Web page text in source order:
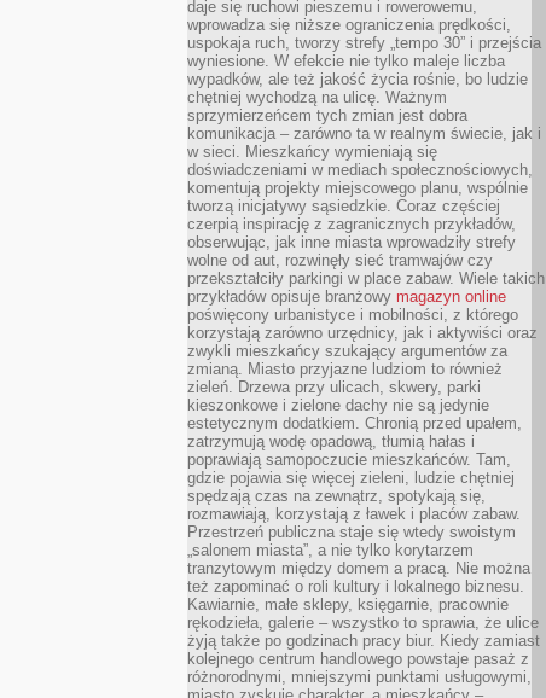
daje się ruchowi pieszemu i rowerowemu,
wprowadza się niższe ograniczenia prędkości,
uspokaja ruch, tworzy strefy „tempo 30” i przejścia
wyniesione. W efekcie nie tylko maleje liczba
wypadków, ale też jakość życia rośnie, bo ludzie
chętniej wychodzą na ulicę. Ważnym
sprzymierzeńcem tych zmian jest dobra
komunikacja – zarówno ta w realnym świecie, jak i
w sieci. Mieszkańcy wymieniają się
doświadczeniami w mediach społecznościowych,
komentują projekty miejscowego planu, wspólnie
tworzą inicjatywy sąsiedzkie. Coraz częściej
czerpią inspirację z zagranicznych przykładów,
obserwując, jak inne miasta wprowadziły strefy
wolne od aut, rozwinęły sieć tramwajów czy
przekształciły parkingi w place zabaw. Wiele takich
przykładów opisuje branżowy magazyn online
poświęcony urbanistyce i mobilności, z którego
korzystają zarówno urzędnicy, jak i aktywiści oraz
zwykli mieszkańcy szukający argumentów za
zmianą. Miasto przyjazne ludziom to również
zieleń. Drzewa przy ulicach, skwery, parki
kieszonkowe i zielone dachy nie są jedynie
estetycznym dodatkiem. Chronią przed upałem,
zatrzymują wodę opadową, tłumią hałas i
poprawiają samopoczucie mieszkańców. Tam,
gdzie pojawia się więcej zieleni, ludzie chętniej
spędzają czas na zewnątrz, spotykają się,
rozmawiają, korzystają z ławek i placów zabaw.
Przestrzeń publiczna staje się wtedy swoistym
„salonem miasta”, a nie tylko korytarzem
tranzytowym między domem a pracą. Nie można
też zapominać o roli kultury i lokalnego biznesu.
Kawiarnie, małe sklepy, księgarnie, pracownie
rękodzieła, galerie – wszystko to sprawia, że ulice
żyją także po godzinach pracy biur. Kiedy zamiast
kolejnego centrum handlowego powstaje pasaż z
różnorodnymi, mniejszymi punktami usługowymi,